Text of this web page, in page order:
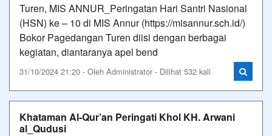
Turen, MIS ANNUR_Peringatan Hari Santri Nasional
(HSN) ke – 10 di MIS Annur (https://misannur.sch.id/)
Bokor Pagedangan Turen diisi dengan berbagai
kegiatan, diantaranya apel bend
31/10/2024 21:20 - Oleh Administrator - Dilihat 532 kali
Khataman Al-Qur’an Peringati Khol KH. Arwani
al_Qudusi